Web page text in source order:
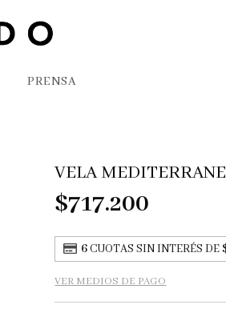
PRENSA
VELA
$717.200
6CUOTAS SIN INTERÉS DE
VER MEDIOS DE PAGO